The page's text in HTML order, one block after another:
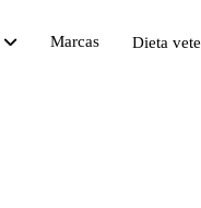
Marcas Dieta